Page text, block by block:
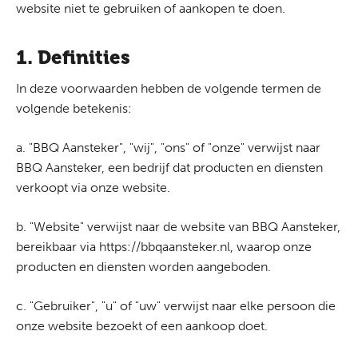
website niet te gebruiken of aankopen te doen.
1. Definities
In deze voorwaarden hebben de volgende termen de
volgende betekenis:
a. "BBQ Aansteker", "wij", "ons" of "onze" verwijst naar
BBQ Aansteker, een bedrijf dat producten en diensten
verkoopt via onze website.
b. "Website" verwijst naar de website van BBQ Aansteker,
bereikbaar via https://bbqaansteker.nl, waarop onze
producten en diensten worden aangeboden.
c. "Gebruiker", "u" of "uw" verwijst naar elke persoon die
onze website bezoekt of een aankoop doet.